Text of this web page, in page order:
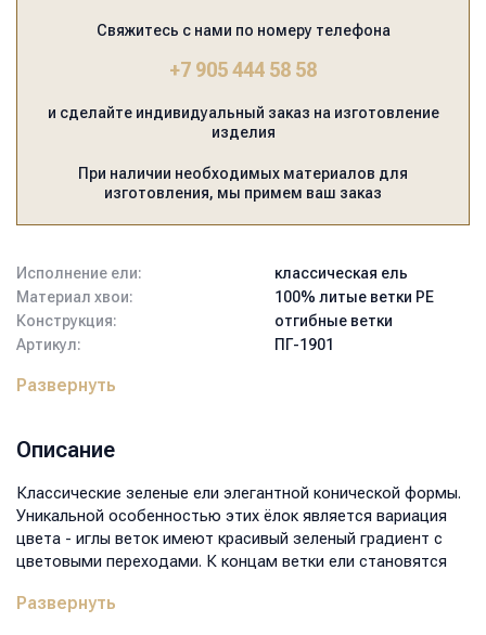
Свяжитесь с нами по номеру телефона
+7 905 444 58 58
и сделайте индивидуальный заказ на изготовление
изделия
При наличии необходимых материалов для
изготовления, мы примем ваш заказ
Исполнение ели:
классическая ель
Материал хвои:
100% литые ветки PE
Конструкция:
отгибные ветки
Артикул:
ПГ-1901
Диаметр нижнего ряда, см:
Вес, кг:
16,1
Размер коробки, мм:
Объем, м3:
0,243
Развернуть
Описание
Классические зеленые ели элегантной конической формы.
Уникальной особенностью этих ёлок является вариация
цвета - иглы веток имеют красивый зеленый градиент с
цветовыми переходами. К концам ветки ели становятся
ощущение свежего леса, структура ветвей в виде
Развернуть